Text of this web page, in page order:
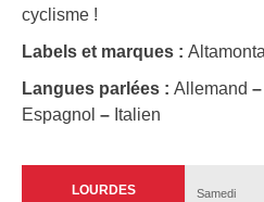
cyclisme !
Labels et marques :
Langues parlées : Allemand –
Espagnol – Italien